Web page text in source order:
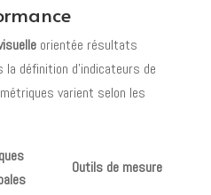
orientée résultats
la définition d'indicateurs de
varient selon les
Outils de mesure